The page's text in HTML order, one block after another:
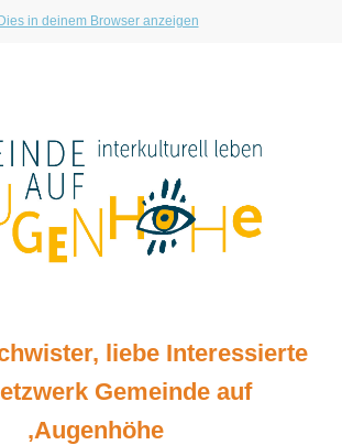
in deinem Browser anzeigen.
liebe Interessierte
Gemeinde auf
Augenhöhe,